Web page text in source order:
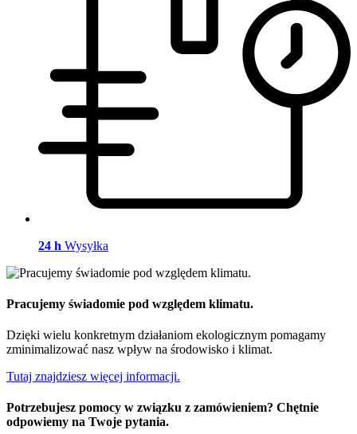
24 h Wysyłka
Pracujemy świadomie pod względem klimatu.
Dzięki wielu konkretnym działaniom ekologicznym pomagamy
zminimalizować nasz wpływ na środowisko i klimat.
Tutaj znajdziesz więcej informacji.
Potrzebujesz pomocy w związku z zamówieniem? Chętnie
odpowiemy na Twoje pytania.